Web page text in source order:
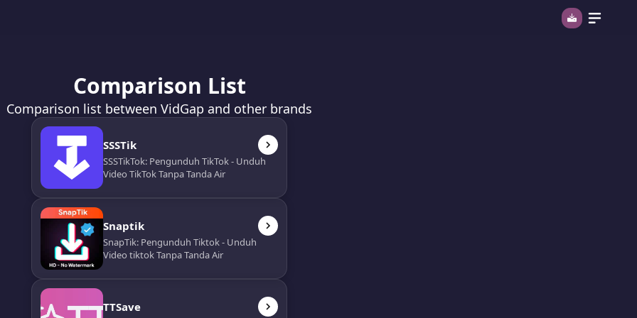
Comparison List
Comparison list between VidGap and other brands
SSSTik
SSSTikTok: Pengunduh TikTok - Unduh
Video TikTok Tanpa Tanda Air
Snaptik
SnapTik: Pengunduh Tiktok - Unduh
Video tiktok Tanpa Tanda Air
TTSave